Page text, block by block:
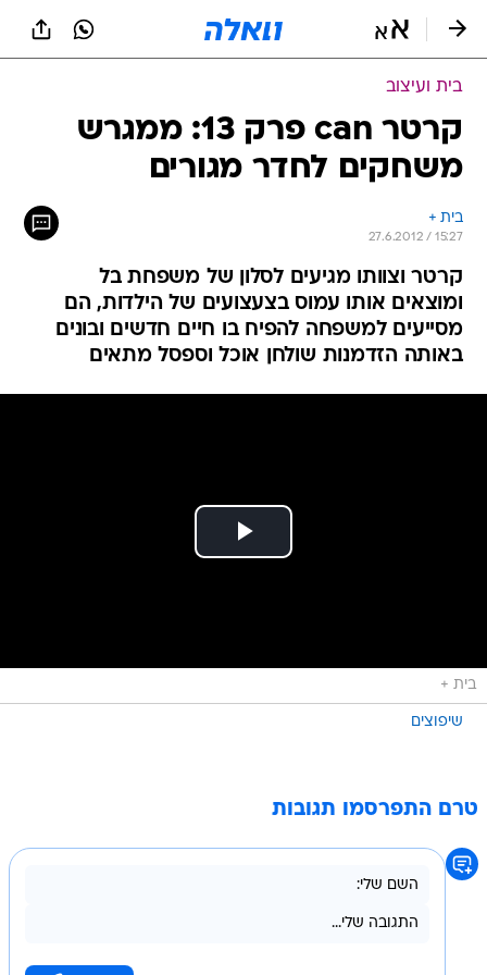
בית ועיצוב
קרטר can פרק 13: ממגרש
משחקים לחדר מגורים
בית +
27.6.2012 / 15:27
קרטר וצוותו מגיעים לסלון של משפחת בל
ומוצאים אותו עמוס בצעצועים של הילדות, הם
מסייעים למשפחה להפיח בו חיים חדשים ובונים
באותה הזדמנות שולחן אוכל וספסל מתאים
בית +
שיפוצים
טרם התפרסמו תגובות